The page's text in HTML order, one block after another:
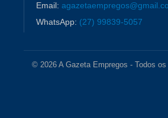
Email:
WhatsApp: (27) 99839-5057
© 2026 A Gazeta Empregos - Todos